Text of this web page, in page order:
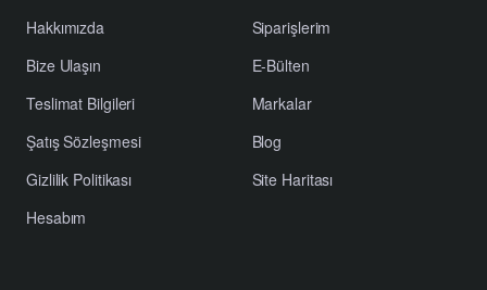
Hakkımızda
Bize Ulaşın
Teslimat Bilgileri
Şatış Sözleşmesi
Gizlilik Politikası
Hesabım
Siparişlerim
E-Bülten
Markalar
Blog
Site Haritası